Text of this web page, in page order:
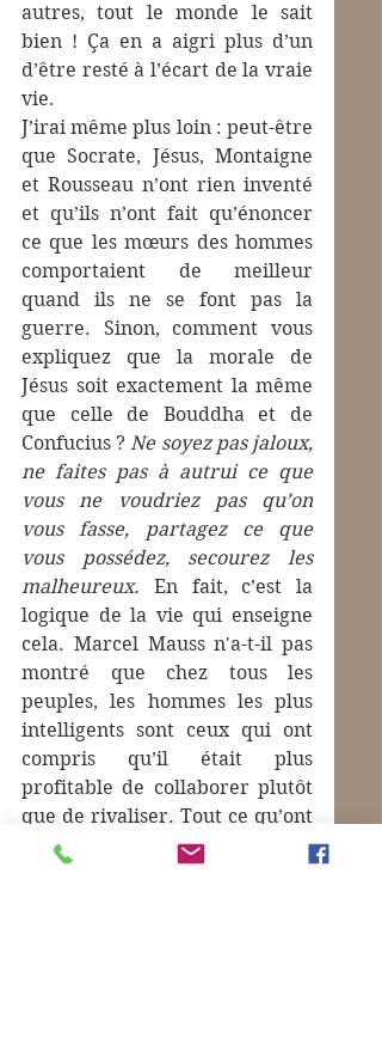
autres, tout le monde le sait
bien ! Ça en a aigri plus d’un
d’être resté à l’écart de la vraie
vie.
J’irai même plus loin : peut-être
que Socrate, Jésus, Montaigne
et Rousseau n’ont rien inventé
et qu’ils n’ont fait qu’énoncer
ce que les mœurs des hommes
comportaient de meilleur
quand ils ne se font pas la
guerre. Sinon, comment vous
expliquez que la morale de
Jésus soit exactement la même
que celle de Bouddha et de
Confucius ? Ne soyez pas jaloux,
ne faites pas à autrui ce que
vous ne voudriez pas qu’on
vous fasse, partagez ce que
vous possédez, secourez les
malheureux. En fait, c’est la
logique de la vie qui enseigne
cela. Marcel Mauss n'a-t-il pas
montré que chez tous les
peuples, les hommes les plus
intelligents sont ceux qui ont
compris qu’il était plus
profitable de collaborer plutôt
que de rivaliser. Tout ce qu’ont
fait Socrate, Jésus, Montaigne et